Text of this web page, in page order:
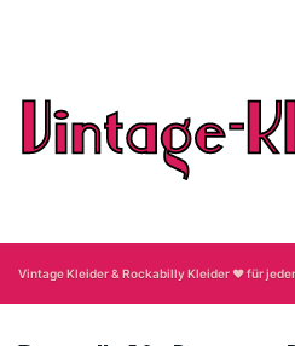
Vintage Kleider & Rockabilly Kleider ❤ für